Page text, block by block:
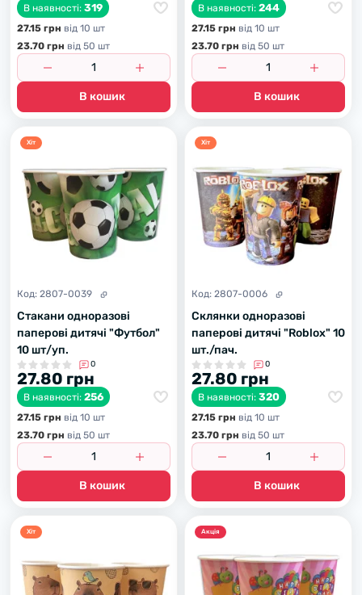
В наявності: 319
27.15 грн вiд 10 шт
23.70 грн вiд 50 шт
В кошик
В наявності: 244
27.15 грн вiд 10 шт
23.70 грн вiд 50 шт
В кошик
Хiт
Код: 2807-0039
Стакани одноразові
паперові дитячі "Футбол"
10 шт/уп.
0
27.80 грн
В наявності: 256
27.15 грн вiд 10 шт
23.70 грн вiд 50 шт
В кошик
Хiт
Код: 2807-0006
Склянки одноразові
паперові дитячі "Roblox" 10
шт./пач.
0
27.80 грн
В наявності: 320
27.15 грн вiд 10 шт
23.70 грн вiд 50 шт
В кошик
Хiт Акцiя